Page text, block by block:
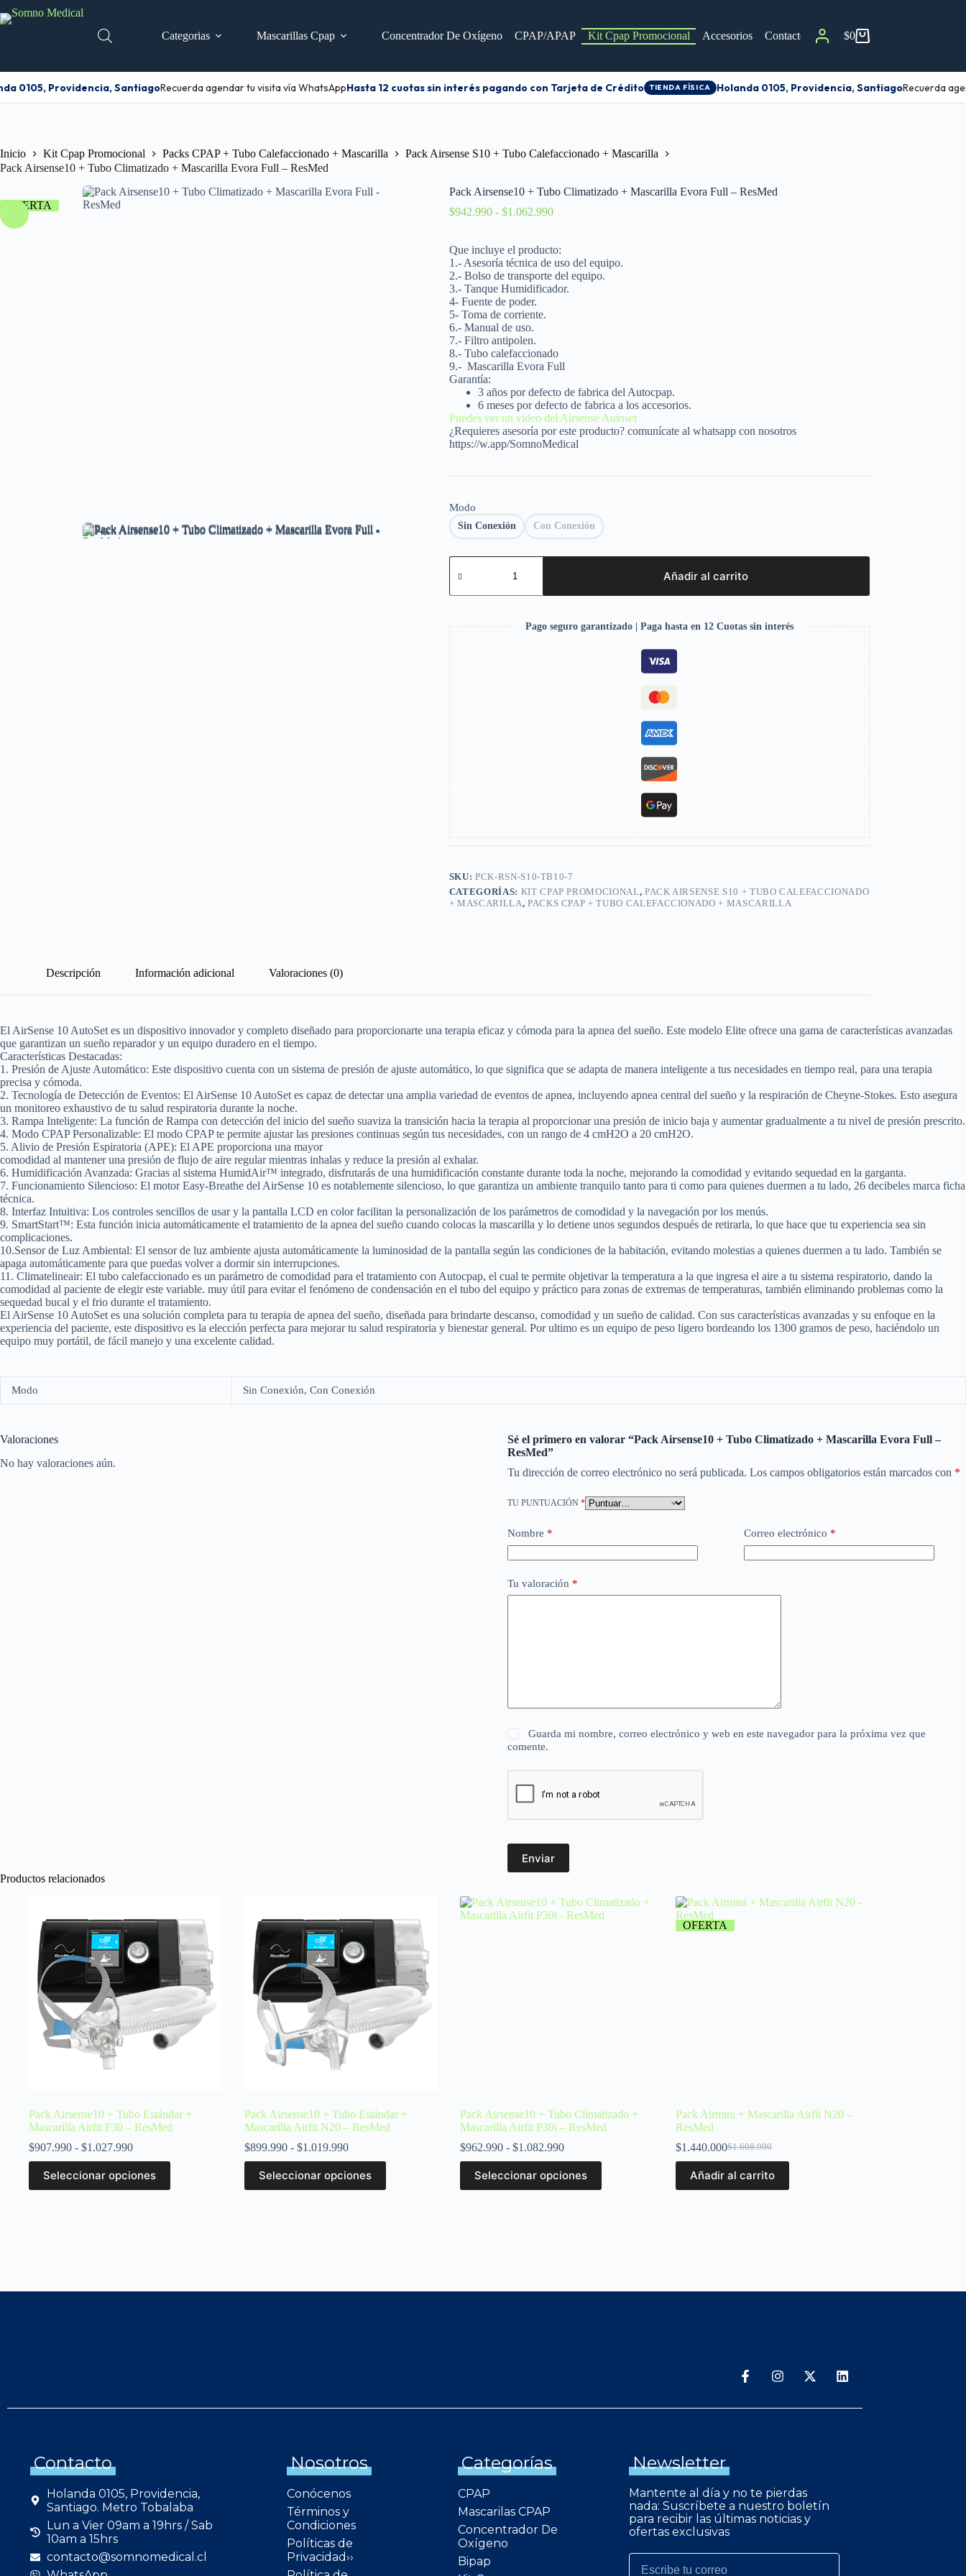
Categorias Mascarillas Cpap Concentrador De Oxígeno CPAP/APAP Kit Cpap Promocional Accesorios Contacto $0
0105, Providencia, SantiagoRecuerda agendar tu visita vía WhatsAppHasta 12 cuotas sin interés pagando con Tarjeta de Crédito TIENDA FÍSICA Holanda 0105, Providencia, SantiagoRecuerda
Inicio Kit Cpap Promocional Packs CPAP + Tubo Calefaccionado + Mascarilla
Pack Airsense S10 + Tubo Calefaccionado + Mascarilla
Pack Airsense10 + Tubo Climatizado + Mascarilla Evora Full – ResMed
OFERTA
Pack Airsense10 + Tubo Climatizado + Mascarilla Evora Full – ResMed
$942.990 - $1.062.990
Que incluye el producto:
1.- Asesoría técnica de uso del equipo.
2.- Bolso de transporte del equipo.
3.- Tanque Humidificador.
4- Fuente de poder.
5- Toma de corriente.
6.- Manual de uso.
7.- Filtro antipolen.
8.- Tubo calefaccionado
9.- Mascarilla Evora Full
Garantía:
3 años por defecto de fabrica del Autocpap.
6 meses por defecto de fabrica a los accesorios.
Puedes ver un video del Airsense Autoset
¿Requieres asesoría por este producto? comunícate al whatsapp con nosotros
https://w.app/SomnoMedical
Modo
Sin Conexión Con Conexión
Añadir al carrito
Pago seguro garantizado | Paga hasta en 12 Cuotas sin interés
SKU:PCK-RSN-S10-TB10-7
CATEGORÍAS: KIT CPAP PROMOCIONAL, PACK AIRSENSE S10 + TUBO CALEFACCIONADO
+ MASCARILLA, PACKS CPAP + TUBO CALEFACCIONADO + MASCARILLA
Descripción Información adicional Valoraciones (0)
El AirSense 10 AutoSet es un dispositivo innovador y completo diseñado para proporcionarte una terapia eficaz y cómoda para la apnea del sueño. Este modelo Elite ofrece una gama de características avanzadas
que garantizan un sueño reparador y un equipo duradero en el tiempo.
Características Destacadas:
1. Presión de Ajuste Automático: Este dispositivo cuenta con un sistema de presión de ajuste automático, lo que significa que se adapta de manera inteligente a tus necesidades en tiempo real, para una terapia
precisa y cómoda.
2. Tecnología de Detección de Eventos: El AirSense 10 AutoSet es capaz de detectar una amplia variedad de eventos de apnea, incluyendo apnea central del sueño y la respiración de Cheyne-Stokes. Esto asegura
un monitoreo exhaustivo de tu salud respiratoria durante la noche.
3. Rampa Inteligente: La función de Rampa con detección del inicio del sueño suaviza la transición hacia la terapia al proporcionar una presión de inicio baja y aumentar gradualmente a tu nivel de presión prescrito.
4. Modo CPAP Personalizable: El modo CPAP te permite ajustar las presiones continuas según tus necesidades, con un rango de 4 cmH2O a 20 cmH2O.
5. Alivio de Presión Espiratoria (APE): El APE proporciona una mayor
comodidad al mantener una presión de flujo de aire regular mientras inhalas y reduce la presión al exhalar.
6. Humidificación Avanzada: Gracias al sistema HumidAir™ integrado, disfrutarás de una humidificación constante durante toda la noche, mejorando la comodidad y evitando sequedad en la garganta.
7. Funcionamiento Silencioso: El motor Easy-Breathe del AirSense 10 es notablemente silencioso, lo que garantiza un ambiente tranquilo tanto para ti como para quienes duermen a tu lado, 26 decibeles marca ficha
técnica.
8. Interfaz Intuitiva: Los controles sencillos de usar y la pantalla LCD en color facilitan la personalización de los parámetros de comodidad y la navegación por los menús.
9. SmartStart™: Esta función inicia automáticamente el tratamiento de la apnea del sueño cuando colocas la mascarilla y lo detiene unos segundos después de retirarla, lo que hace que tu experiencia sea sin
complicaciones.
10.Sensor de Luz Ambiental: El sensor de luz ambiente ajusta automáticamente la luminosidad de la pantalla según las condiciones de la habitación, evitando molestias a quienes duermen a tu lado. También se
apaga automáticamente para que puedas volver a dormir sin interrupciones.
11. Climatelineair: El tubo calefaccionado es un parámetro de comodidad para el tratamiento con Autocpap, el cual te permite objetivar la temperatura a la que ingresa el aire a tu sistema respiratorio, dando la
comodidad al paciente de elegir este variable. muy útil para evitar el fenómeno de condensación en el tubo del equipo y práctico para zonas de extremas de temperaturas, también eliminando problemas como la
sequedad bucal y el frio durante el tratamiento.
El AirSense 10 AutoSet es una solución completa para tu terapia de apnea del sueño, diseñada para brindarte descanso, comodidad y un sueño de calidad. Con sus características avanzadas y su enfoque en la
experiencia del paciente, este dispositivo es la elección perfecta para mejorar tu salud respiratoria y bienestar general. Por ultimo es un equipo de peso ligero bordeando los 1300 gramos de peso, haciéndolo un
equipo muy portátil, de fácil manejo y una excelente calidad.
Modo Sin Conexión, Con Conexión
Valoraciones
No hay valoraciones aún.
Sé el primero en valorar “Pack Airsense10 + Tubo Climatizado + Mascarilla Evora Full –
ResMed”
Tu dirección de correo electrónico no será publicada. Los campos obligatorios están marcados con *
TU PUNTUACIÓN *
Nombre * Correo electrónico *
Tu valoración *
Guarda mi nombre, correo electrónico y web en este navegador para la próxima vez que
comente.
Enviar
Productos relacionados
Pack Airsense10 + Tubo Estándar +
Mascarilla Airfit F30 – ResMed
$907.990 - $1.027.990
Seleccionar opciones
Pack Airsense10 + Tubo Estándar +
Mascarilla Airfit N20 – ResMed
$899.990 - $1.019.990
Seleccionar opciones
Pack Airsense10 + Tubo Climatizado +
Mascarilla Airfit P30i – ResMed
$962.990 - $1.082.990
Seleccionar opciones
OFERTA
Pack Airmini + Mascarilla Airfit N20 –
ResMed
$1.608.990
$1.440.000
Añadir al carrito
Contacto
Holanda 0105, Providencia,
Santiago. Metro Tobalaba
Lun a Vier 09am a 19hrs / Sab
10am a 15hrs
contacto@somnomedical.cl
Nosotros
Conócenos
Términos y
Condiciones
Políticas de
Privacidad››
Categorías
CPAP
Mascarilas CPAP
Concentrador De
Oxígeno
Bipap
Newsletter
Mantente al día y no te pierdas
nada: Suscríbete a nuestro boletín
para recibir las últimas noticias y
ofertas exclusivas